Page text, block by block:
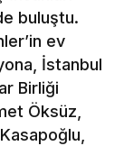
buluştu.
ev
İstanbul
Birliği
Öksüz,